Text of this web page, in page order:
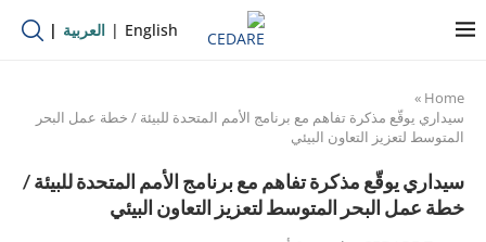
English العربية
Home
»
سيداري يوقّع مذكرة تفاهم مع برنامج الأمم المتحدة للبيئة / خطة عمل البحر
المتوسط لتعزيز التعاون البيئي
سيداري يوقّع مذكرة تفاهم مع برنامج الأمم المتحدة للبيئة /
خطة عمل البحر المتوسط لتعزيز التعاون البيئي